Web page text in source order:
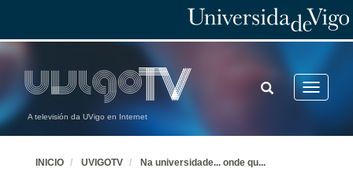
A televisión da UVigo en Internet
Toggle
TOGGLE
SEARCH
INICIO UVIGOTV Na universidade... onde qu...